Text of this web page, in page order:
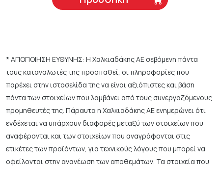
* ΑΠΟΠΟΙΗΣΗ ΕΥΘΥΝΗΣ: Η Χαλκιαδάκης ΑΕ σεβόμενη πάντα
τους καταναλωτές της προσπαθεί, οι πληροφορίες που
παρέχει στην ιστοσελίδα της να είναι αξιόπιστες και βάση
πάντα των στοιχείων που λαμβάνει από τους συνεργαζόμενους
προμηθευτές της. Πάραυτα η Χαλκιαδάκης ΑΕ ενημερώνει ότι
ενδέχεται να υπάρχουν διαφορές μεταξύ των στοιχείων που
αναφέρονται και των στοιχείων που αναγράφονται στις
ετικέτες των προϊόντων, για τεχνικούς λόγους που μπορεί να
οφείλονται στην ανανέωση των αποθεμάτων. Τα στοιχεία που